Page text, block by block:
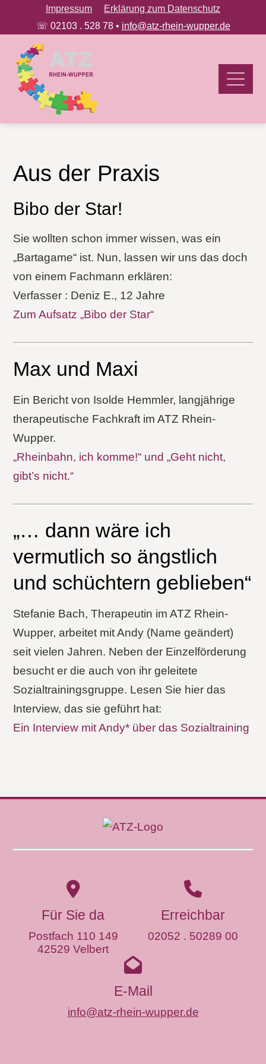
Impressum
Erklärung zum Datenschutz
☏ 02103 . 528 78 • info@atz-rhein-wupper.de
Aus der Praxis
Bibo der Star!
Sie wollten schon immer wissen, was ein
„Bartagame“ ist. Nun, lassen wir uns das doch
von einem Fachmann erklären:
Verfasser : Deniz E., 12 Jahre
Zum Aufsatz „Bibo der Star“
Max und Maxi
Ein Bericht von Isolde Hemmler, langjährige
therapeutische Fachkraft im ATZ Rhein-
Wupper.
„Rheinbahn, ich komme!“ und „Geht nicht,
gibt’s nicht.“
„… dann wäre ich
vermutlich so ängstlich
und schüchtern geblieben“
Stefanie Bach, Therapeutin im ATZ Rhein-
Wupper, arbeitet mit Andy (Name geändert)
seit vielen Jahren. Neben der Einzelförderung
besucht er die auch von ihr geleitete
Sozialtrainingsgruppe. Lesen Sie hier das
Interview, das sie geführt hat:
Ein Interview mit Andy* über das Sozialtraining
Für Sie da
Postfach 110 149
42529 Velbert
Erreichbar
02052 . 50289 00
E-Mail
info@atz-rhein-wupper.de